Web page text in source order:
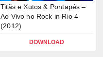
Titãs e Xutos & Pontapés –
Ao Vivo no Rock in Rio 4
(2012)
DOWNLOAD